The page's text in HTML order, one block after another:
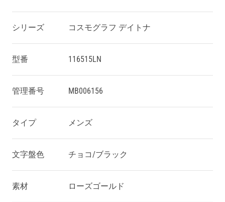
シリーズ コスモグラフ デイトナ
型番 116515LN
管理番号 MB006156
タイプ メンズ
文字盤色 チョコ/ブラック
素材 ローズゴールド